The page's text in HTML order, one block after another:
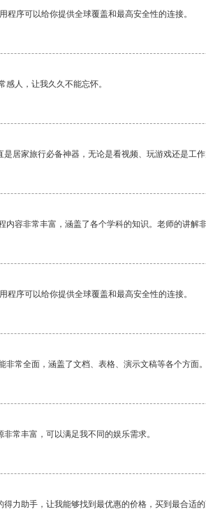
程序可以给你提供全球覆盖和最高安全性的连接。
感人，让我久久不能忘怀。
居家旅行必备神器，无论是看视频、玩游戏还是工
内容非常丰富，涵盖了各个学科的知识。老师的讲解
程序可以给你提供全球覆盖和最高安全性的连接。
非常全面，涵盖了文档、表格、演示文稿等各个方面
常丰富，可以满足我不同的娱乐需求。
力助手，让我能够找到最优惠的价格，买到最合适的